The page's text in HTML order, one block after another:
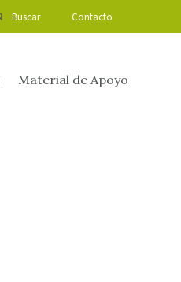
Buscar Contacto
Material de Apoyo